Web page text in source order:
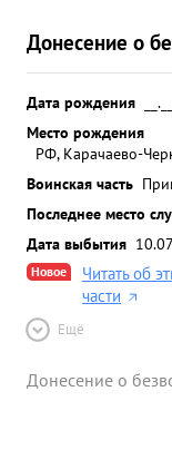
Донесение о
Дата рождения
Место рождения
РФ, Карачаево-
Воинская часть
Последнее место
Дата выбытия
Новое
Читать об
части
Ещё
Донесение о